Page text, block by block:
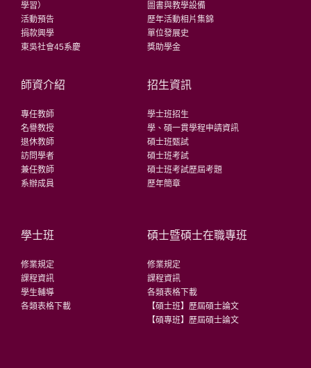
學習）
活動預告
捐款興學
東吳社會45系慶
圖書與教學設備
歷年活動相片集錦
單位發展史
獎助學金
師資介紹
專任教師
名譽教授
退休教師
訪問學者
兼任教師
系辦成員
招生資訊
學士班招生
學、碩一貫學程申請資訊
碩士班甄試
碩士班考試
碩士班考試歷屆考題
歷年簡章
學士班
修業規定
課程資訊
學生輔導
各類表格下載
碩士暨碩士在職專班
修業規定
課程資訊
各類表格下載
【碩士班】歷屆碩士論文
【碩專班】歷屆碩士論文